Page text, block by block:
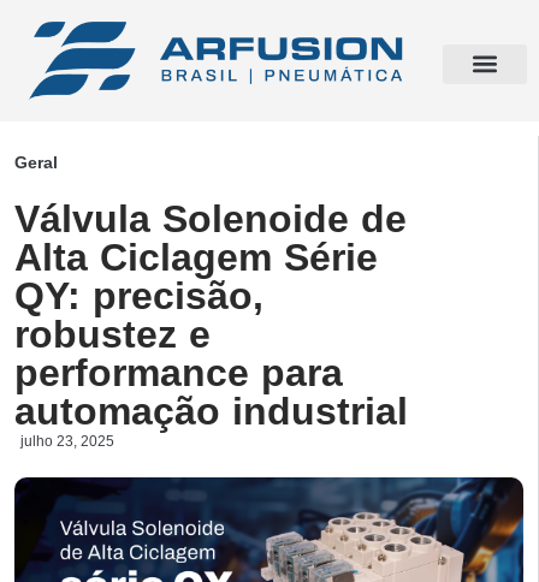
Geral
Válvula Solenoide de
Alta Ciclagem Série
QY: precisão,
robustez e
performance para
automação industrial
julho 23, 2025